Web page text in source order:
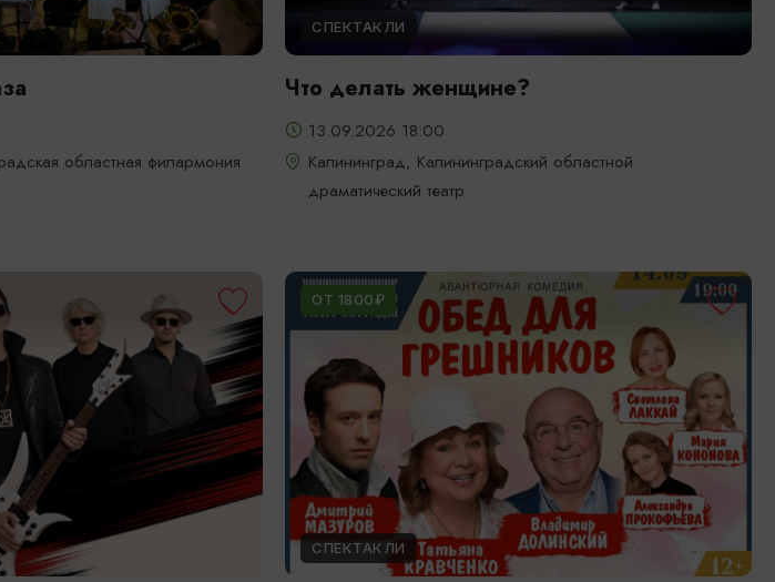
областная филармония
СПЕКТАКЛИ
Что делать женщине?
13.09.2026 18:00
Калининград, Калининградский областной
драматический театр
ОТ 1800₽
СПЕКТАКЛИ